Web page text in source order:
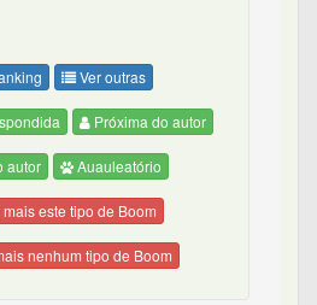
Ver outras
Próxima do autor
autor Auauleatório
este tipo de Boom
nenhum tipo de Boom